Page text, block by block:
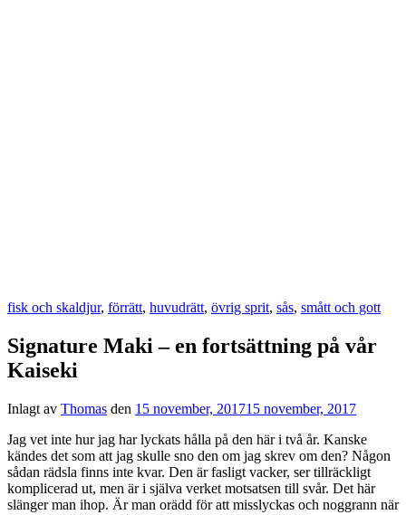
fisk och skaldjur, förrätt, huvudrätt, övrig sprit, sås, smått och gott
Signature Maki – en fortsättning på vår
Kaiseki
Inlagt av Thomas den 15 november, 201715 november, 2017
Jag vet inte hur jag har lyckats hålla på den här i två år. Kanske
kändes det som att jag skulle sno den om jag skrev om den? Någon
sådan rädsla finns inte kvar. Den är fasligt vacker, ser tillräckligt
komplicerad ut, men är i själva verket motsatsen till svår. Det här
slänger man ihop. Är man orädd för att misslyckas och noggrann när